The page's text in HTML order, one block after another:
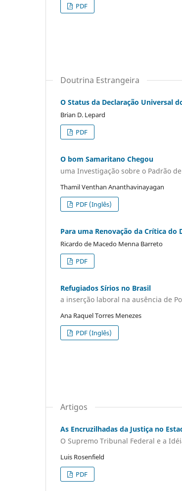
PDF
Doutrina Estrangeira
O Status da Declaração Universal
Brian D. Lepard
PDF
O bom Samaritano Chegou
uma Investigação sobre o Padrão
Thamil Venthan Ananthavinayagan
PDF (Inglês)
Para uma Renovação da Crítica
Ricardo de Macedo Menna Barreto
PDF
Refugiados Sírios no Brasil
a inserção laboral na ausência de
Ana Raquel Torres Menezes
PDF (Inglês)
Artigos
As Encruzilhadas da Justiça no
O Supremo Tribunal Federal e a
Luis Rosenfield
PDF